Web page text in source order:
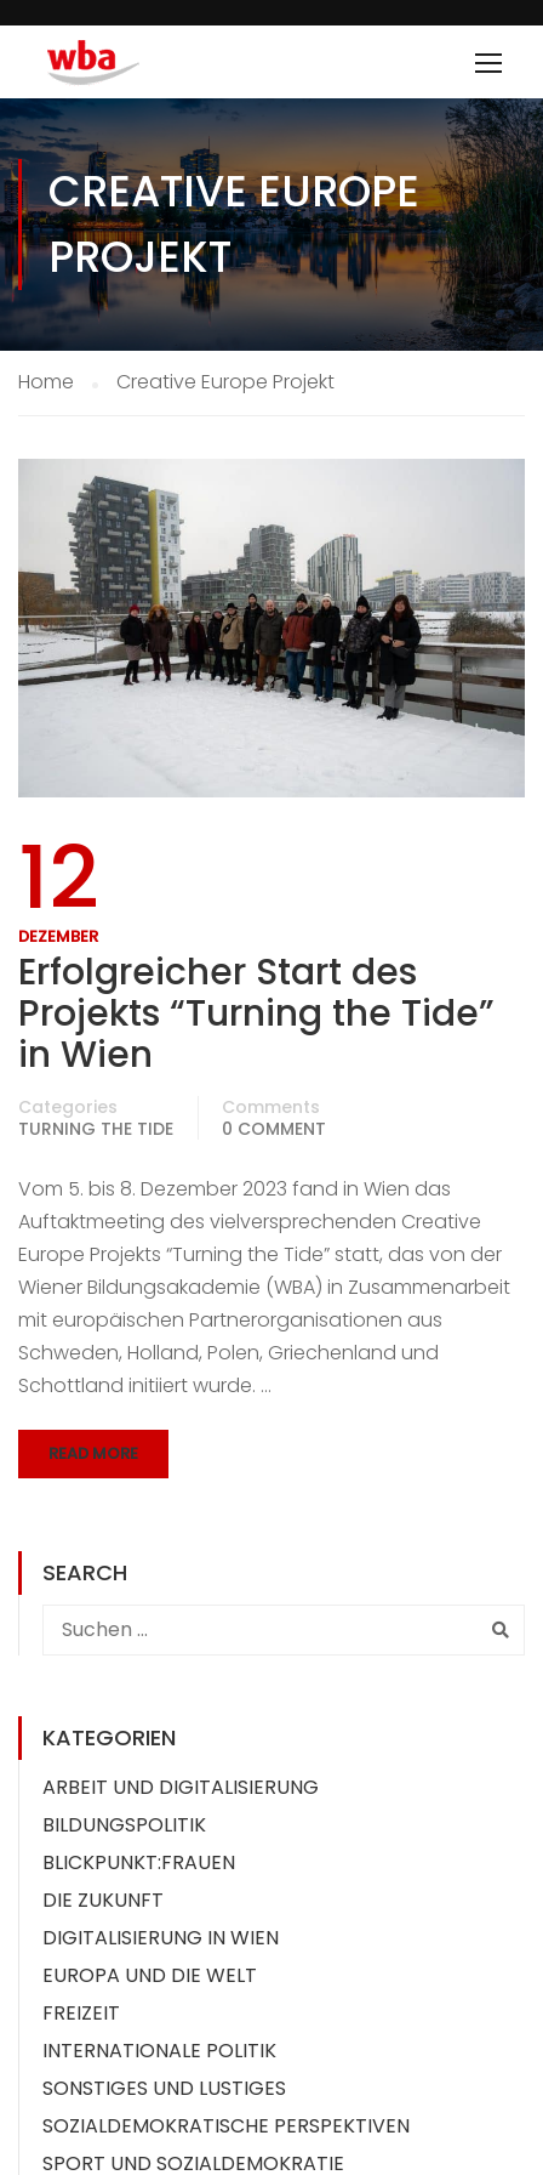
CREATIVE EUROPE
PROJEKT
Home Creative Europe Projekt
12
DEZEMBER
Erfolgreicher Start des
Projekts “Turning the Tide”
in Wien
Categories
TURNING THE TIDE
Comments
0 COMMENT
Vom 5. bis 8. Dezember 2023 fand in Wien das
Auftaktmeeting des vielversprechenden Creative
Europe Projekts “Turning the Tide” statt, das von der
Wiener Bildungsakademie (WBA) in Zusammenarbeit
mit europäischen Partnerorganisationen aus
Schweden, Holland, Polen, Griechenland und
Schottland initiiert wurde. …
READ MORE
SEARCH
KATEGORIEN
ARBEIT UND DIGITALISIERUNG
BILDUNGSPOLITIK
BLICKPUNKT:FRAUEN
DIE ZUKUNFT
DIGITALISIERUNG IN WIEN
EUROPA UND DIE WELT
FREIZEIT
INTERNATIONALE POLITIK
SONSTIGES UND LUSTIGES
SOZIALDEMOKRATISCHE PERSPEKTIVEN
SPORT UND SOZIALDEMOKRATIE